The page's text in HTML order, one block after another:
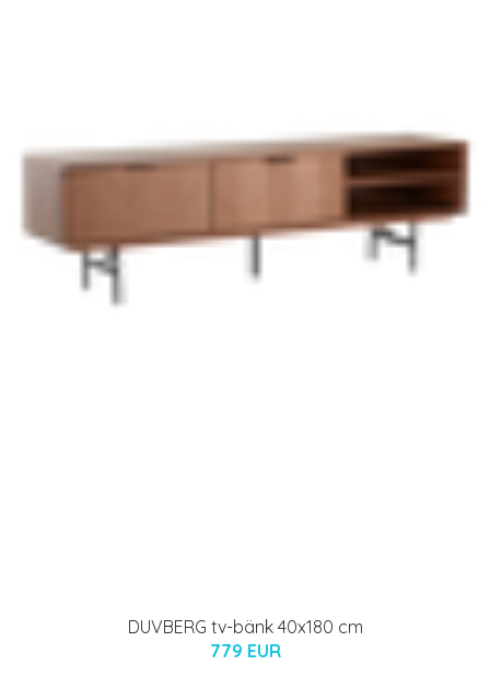
DUVBERG tv-bänk 40x180 cm
779 EUR